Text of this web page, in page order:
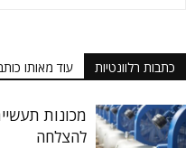
כתבות רלוונטיות עוד מאותו
מכונות
להצלחה